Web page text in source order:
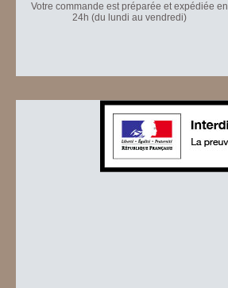
Votre commande est préparée et expédiée en
24h (du lundi au vendredi)